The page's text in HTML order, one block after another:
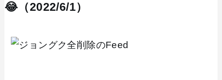
😂（2022/6/1）